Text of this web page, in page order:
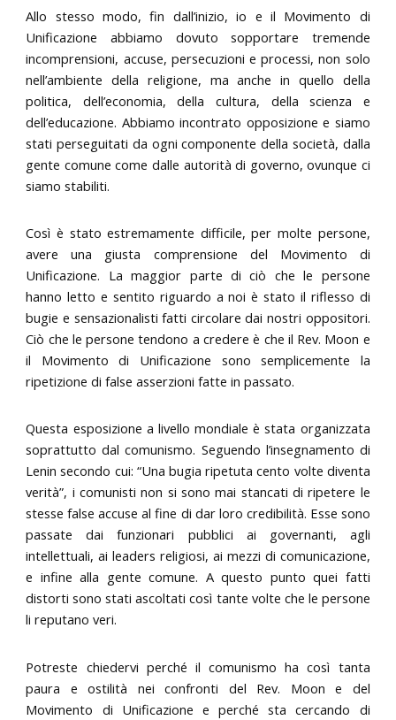
Allo stesso modo, fin dall’inizio, io e il Movimento di
Unificazione abbiamo dovuto sopportare tremende
incomprensioni, accuse, persecuzioni e processi, non solo
nell’ambiente della religione, ma anche in quello della
politica, dell’economia, della cultura, della scienza e
dell’educazione. Abbiamo incontrato opposizione e siamo
stati perseguitati da ogni componente della società, dalla
gente comune come dalle autorità di governo, ovunque ci
siamo stabiliti.
Così è stato estremamente difficile, per molte persone,
avere una giusta comprensione del Movimento di
Unificazione. La maggior parte di ciò che le persone
hanno letto e sentito riguardo a noi è stato il riflesso di
bugie e sensazionalisti fatti circolare dai nostri oppositori.
Ciò che le persone tendono a credere è che il Rev. Moon e
il Movimento di Unificazione sono semplicemente la
ripetizione di false asserzioni fatte in passato.
Questa esposizione a livello mondiale è stata organizzata
soprattutto dal comunismo. Seguendo l’insegnamento di
Lenin secondo cui: “Una bugia ripetuta cento volte diventa
verità”, i comunisti non si sono mai stancati di ripetere le
stesse false accuse al fine di dar loro credibilità. Esse sono
passate dai funzionari pubblici ai governanti, agli
intellettuali, ai leaders religiosi, ai mezzi di comunicazione,
e infine alla gente comune. A questo punto quei fatti
distorti sono stati ascoltati così tante volte che le persone
li reputano veri.
Potreste chiedervi perché il comunismo ha così tanta
paura e ostilità nei confronti del Rev. Moon e del
Movimento di Unificazione e perché sta cercando di